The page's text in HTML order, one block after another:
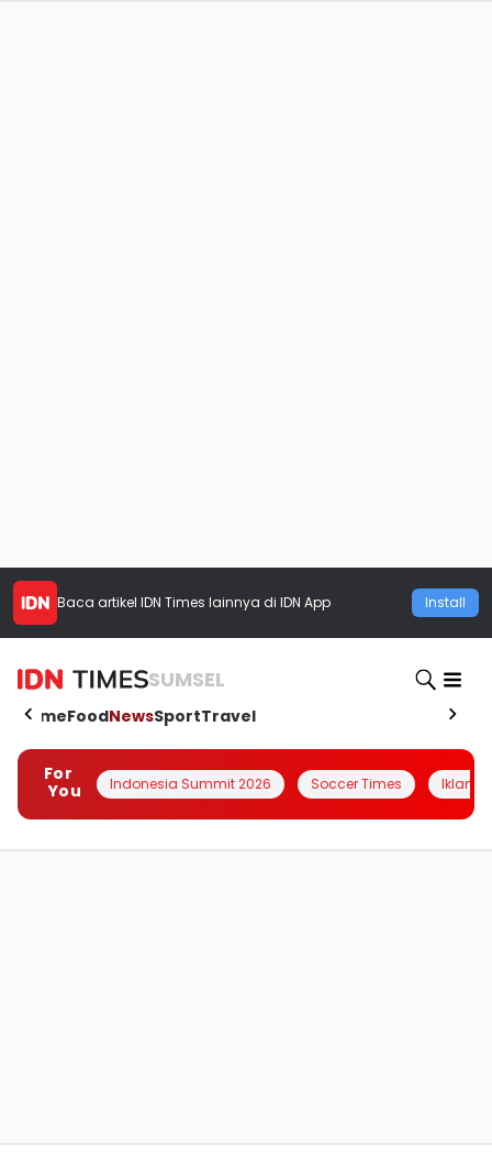
Baca artikel IDN Times lainnya di IDN App Install
SUMSEL
HomeFoodNewsSportTravel
For
You
Indonesia Summit 2026 Soccer Times Iklanin